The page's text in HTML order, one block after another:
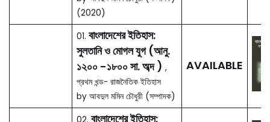
English: A Critical
Anthology
by Mohammad A.
Quayum & Md.
Mahmudul Hasan
(Editors) (2021)